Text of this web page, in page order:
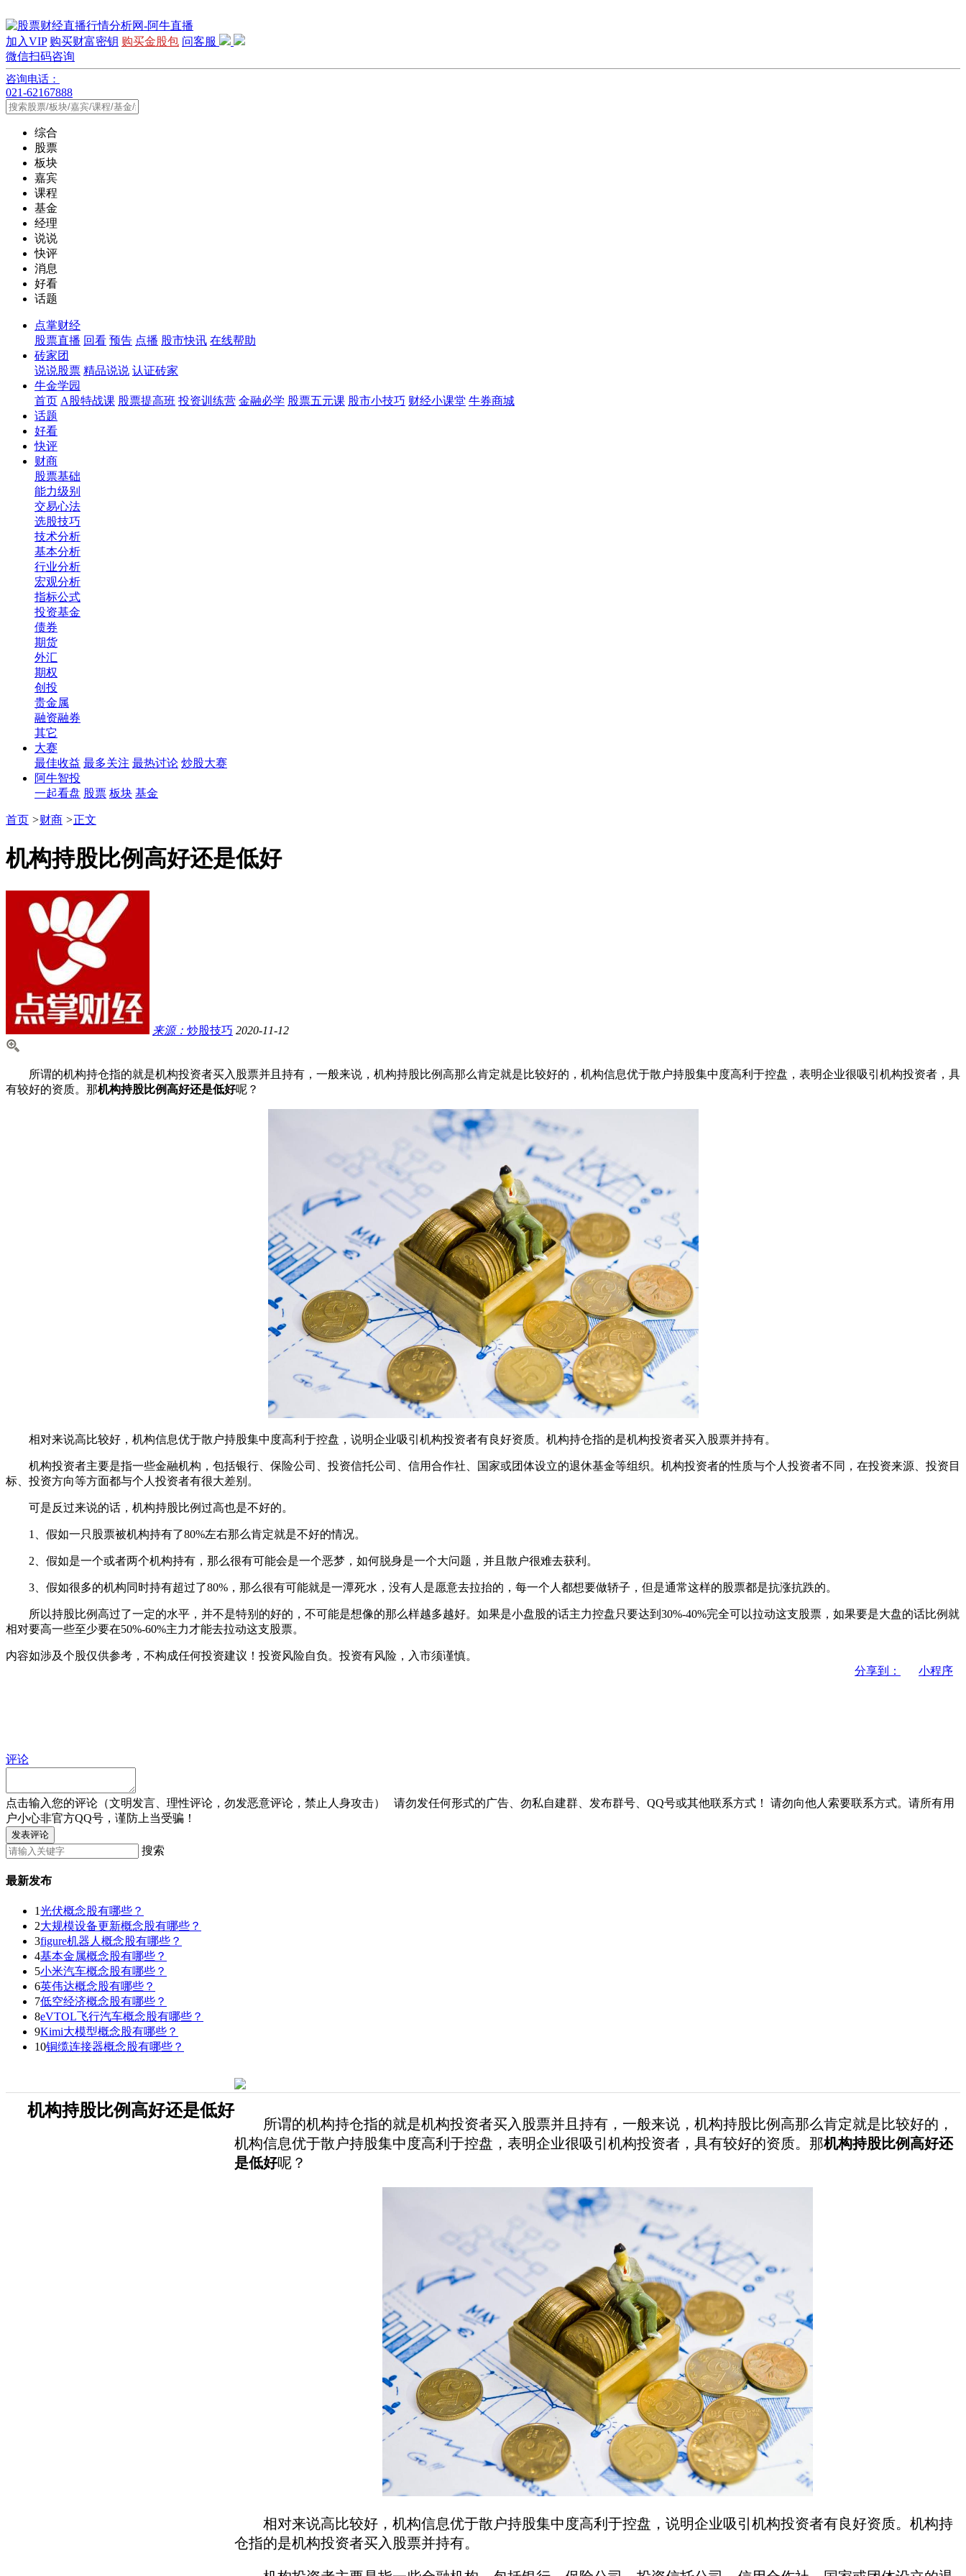
加入VIP 购买财富密钥 购买金股包 问客服
微信扫码咨询
咨询电话：
021-62167888
综合
股票
板块
嘉宾
课程
基金
经理
说说
快评
消息
好看
话题
点掌财经
股票直播 回看 预告 点播 股市快讯 在线帮助
砖家团
说说股票 精品说说 认证砖家
牛金学园
首页 A股特战课 股票提高班 投资训练营 金融必学 股票五元课 股市小技巧 财经小课堂 牛券商城
话题
好看
快评
财商
股票基础
能力级别
交易心法
选股技巧
技术分析
基本分析
行业分析
宏观分析
指标公式
投资基金
债券
期货
外汇
期权
创投
贵金属
融资融券
其它
大赛
最佳收益 最多关注 最热讨论 炒股大赛
阿牛智投
一起看盘 股票 板块 基金
首页 >财商 >正文
机构持股比例高好还是低好
来源： 炒股技巧 2020-11-12
所谓的机构持仓指的就是机构投资者买入股票并且持有，一般来说，机构持股比例高那么肯定就是比较好的，机构信息优于散户持股集中度高利于控盘，表明企业很吸引机构投资者，具
有较好的资质。那机构持股比例高好还是低好呢？
相对来说高比较好，机构信息优于散户持股集中度高利于控盘，说明企业吸引机构投资者有良好资质。机构持仓指的是机构投资者买入股票并持有。
机构投资者主要是指一些金融机构，包括银行、保险公司、投资信托公司、信用合作社、国家或团体设立的退休基金等组织。机构投资者的性质与个人投资者不同，在投资来源、投资目
标、投资方向等方面都与个人投资者有很大差别。
可是反过来说的话，机构持股比例过高也是不好的。
1、假如一只股票被机构持有了80%左右那么肯定就是不好的情况。
2、假如是一个或者两个机构持有，那么很有可能会是一个恶梦，如何脱身是一个大问题，并且散户很难去获利。
3、假如很多的机构同时持有超过了80%，那么很有可能就是一潭死水，没有人是愿意去拉抬的，每一个人都想要做轿子，但是通常这样的股票都是抗涨抗跌的。
所以持股比例高过了一定的水平，并不是特别的好的，不可能是想像的那么样越多越好。如果是小盘股的话主力控盘只要达到30%-40%完全可以拉动这支股票，如果要是大盘的话比例就
相对要高一些至少要在50%-60%主力才能去拉动这支股票。
内容如涉及个股仅供参考，不构成任何投资建议！投资风险自负。投资有风险，入市须谨慎。
分享到：
小程序
评论
点击输入您的评论（文明发言、理性评论，勿发恶意评论，禁止人身攻击） 请勿发任何形式的广告、勿私自建群、发布群号、QQ号或其他联系方式！
请勿向他人索要联系方式。请所有用
户小心非官方QQ号，谨防上当受骗！
发表评论
搜索
最新发布
1光伏概念股有哪些？
2大规模设备更新概念股有哪些？
3figure机器人概念股有哪些？
4基本金属概念股有哪些？
5小米汽车概念股有哪些？
6英伟达概念股有哪些？
7低空经济概念股有哪些？
8eVTOL飞行汽车概念股有哪些？
9Kimi大模型概念股有哪些？
10铜缆连接器概念股有哪些？
机构持股比例高好还是低好
所谓的机构持仓指的就是机构投资者买入股票并且持有，一般来说，机构持股比例高那么肯定就是比较好的，
机构信息优于散户持股集中度高利于控盘，表明企业很吸引机构投资者，具有较好的资质。那机构持股比例高好还
是低好呢？
相对来说高比较好，机构信息优于散户持股集中度高利于控盘，说明企业吸引机构投资者有良好资质。机构持
仓指的是机构投资者买入股票并持有。